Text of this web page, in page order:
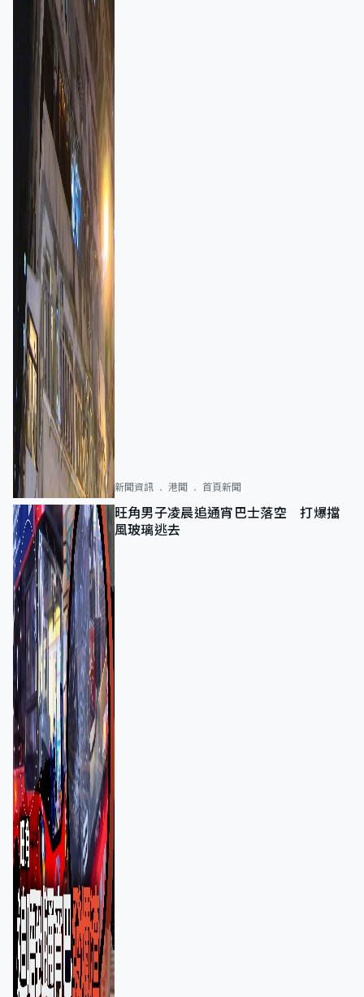
新聞資訊 港聞 首頁新聞
旺角男子凌晨追通宵巴士落空 打爆擋
風玻璃逃去